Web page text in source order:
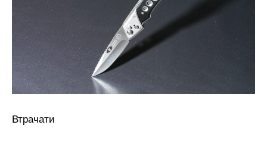
Втрачати